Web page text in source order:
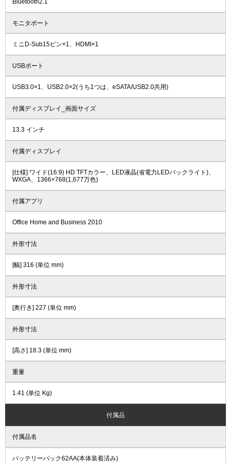
Bluetooth2.1
モニタポート
ミニD-Sub15ピン×1、HDMI×1
USBポート
USB3.0×1、USB2.0×2(うち1つは、eSATA/USB2.0共用)
付属ディスプレイ_画面サイズ
13.3 インチ
付属ディスプレイ
[仕様] ワイド(16:9) HD TFTカラー、LED液晶(省電力LEDバックライト)、
WXGA、1366×768(1,677万色)
付属アプリ
Office Home and Business 2010
外形寸法
[幅] 316 (単位 mm)
外形寸法
[奥行き] 227 (単位 mm)
外形寸法
[高さ] 18.3 (単位 mm)
重量
1.41 (単位 Kg)
付属品
付属品名
バッテリーパック62AA(本体装着済み)